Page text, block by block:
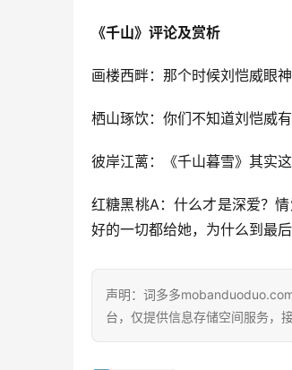
《千山》评论及赏析
画楼西畔：那个时候刘恺威眼
栖山琢饮：你们不知道刘恺威
彼岸江蓠：《千山暮雪》其实
红糖黑桃A：什么才是深爱？
好的一切都给她，为什么到最后
声明：词多多
台，仅提供信息存储空间服务，